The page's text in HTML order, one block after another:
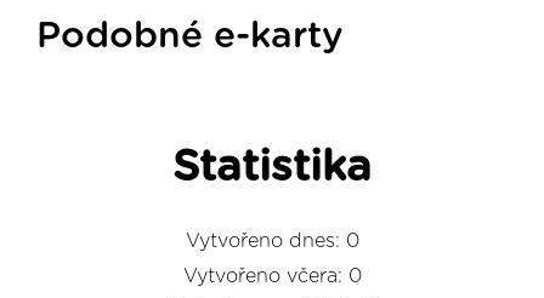
Podobné e-karty
Statistika
Vytvořeno dnes: 0
Vytvořeno včera: 0